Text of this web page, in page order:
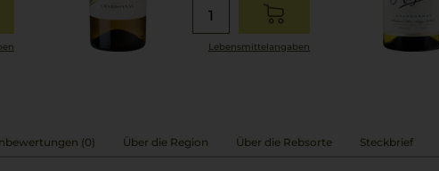
Lebensmittel­angaben
(0) Über die Region Über die Rebsorte Steckbrief